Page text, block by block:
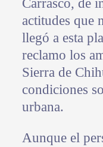
Carrasco, de
actitudes que
llegó a esta
reclamo los
Sierra de
condiciones
urbana.
Aunque el